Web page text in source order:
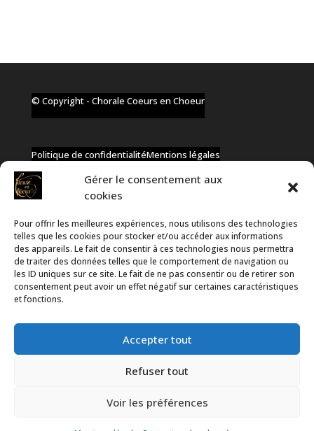
Gérer le consentement aux
cookies
Pour offrir les meilleures expériences, nous utilisons des technologies
telles que les cookies pour stocker et/ou accéder aux informations
des appareils. Le fait de consentir à ces technologies nous permettra
de traiter des données telles que le comportement de navigation ou
les ID uniques sur ce site. Le fait de ne pas consentir ou de retirer son
consentement peut avoir un effet négatif sur certaines caractéristiques
et fonctions.
Accepter tout
Refuser tout
Voir les préférences
© Copyright - Chorale Coeurs en Choeur
Politique de confidentialitéMentions légales
✆ +32 477 91 58 46
✉ infos@coeurs-en-choeur.be
Toute proposition de partenariat en développement sera